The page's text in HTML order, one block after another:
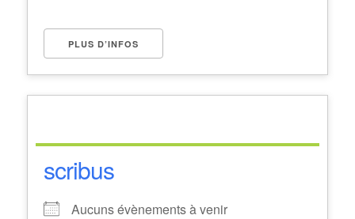
PLUS D’INFOS
scribus
Aucuns évènements à venir